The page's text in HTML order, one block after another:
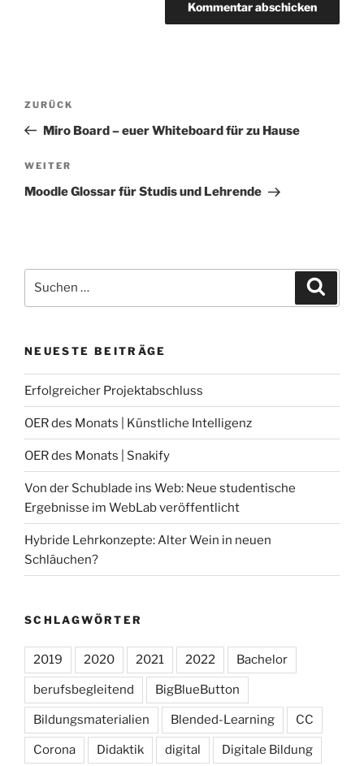
Beitragsnavigation
Vorheriger
Beitrag
ZURÜCK
Miro Board – euer Whiteboard für zu Hause
Nächster
Beitrag
WEITER
Moodle Glossar für Studis und Lehrende
nach:
NEUESTE BEITRÄGE
Erfolgreicher Projektabschluss
OER des Monats | Künstliche Intelligenz
OER des Monats | Snakify
Von der Schublade ins Web: Neue studentische
Ergebnisse im WebLab veröffentlicht
Hybride Lehrkonzepte: Alter Wein in neuen
Schläuchen?
SCHLAGWÖRTER
2019 2020 2021 2022 Bachelor
berufsbegleitend BigBlueButton
Bildungsmaterialien Blended-Learning CC
Corona Didaktik digital Digitale Bildung